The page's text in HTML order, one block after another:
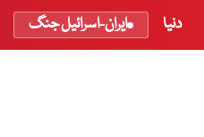
دنیا ایران-اسرائیل جنگ